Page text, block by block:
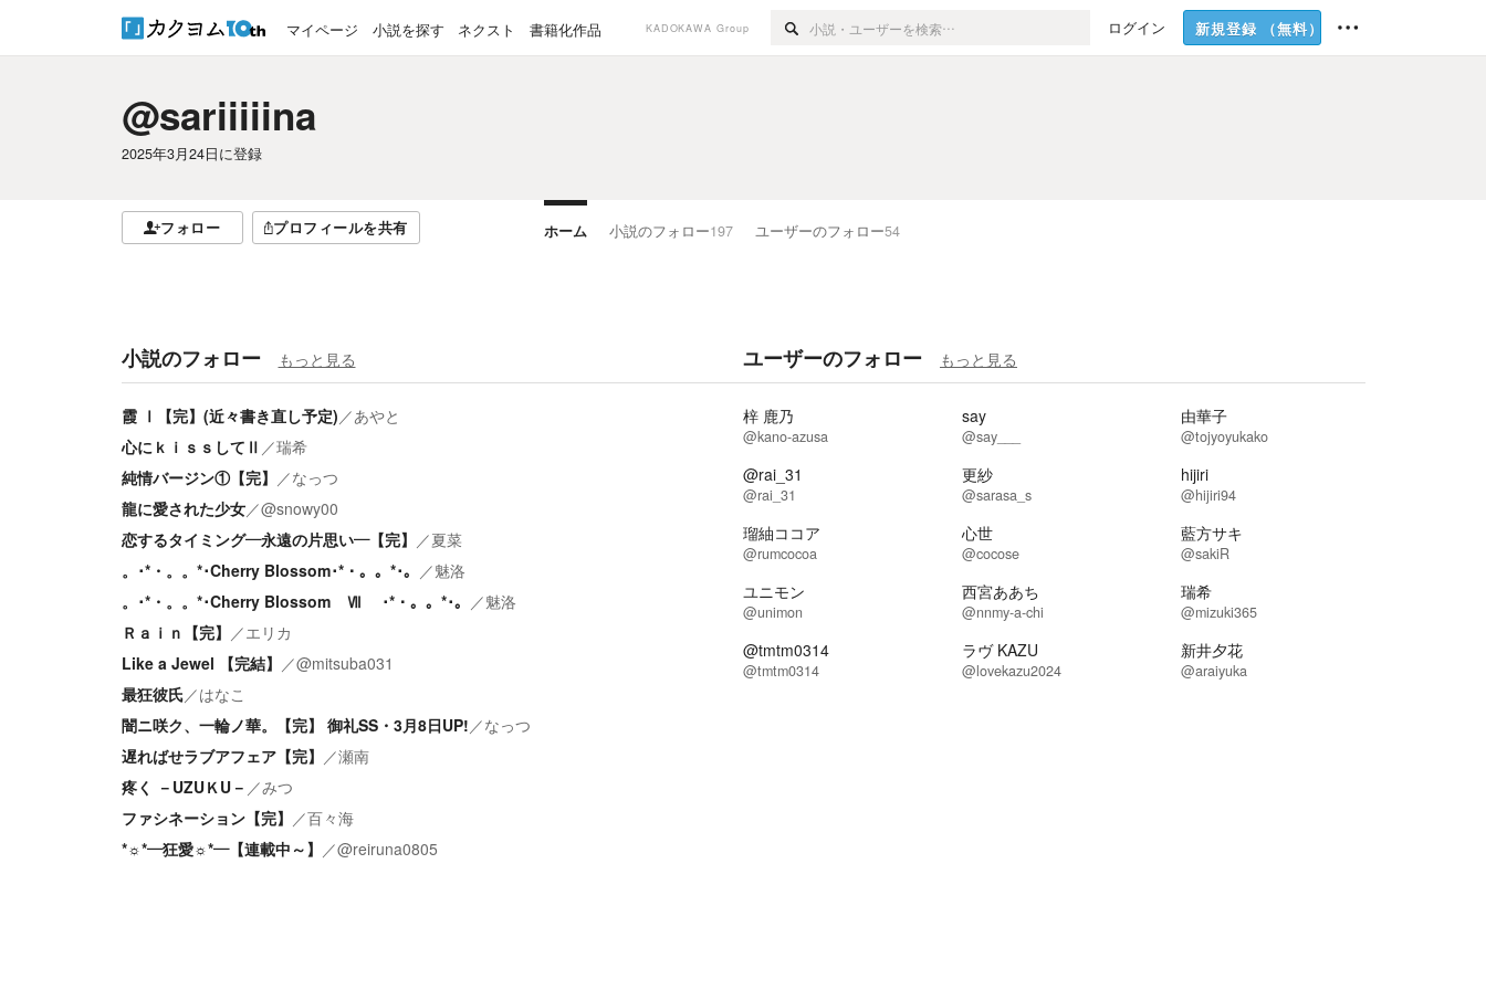
マイページ 小説を探す ネクスト 書籍化作品 KADOKAWA Group ログイン 新規登録 （無料）
@sariiiiina
2025年3月24日に登録
フォロー プロフィールを共有 ホーム 小説のフォロー197 ユーザーのフォロー54
小説のフォロー もっと見る
霞 Ⅰ【完】(近々書き直し予定)／あやと
心にｋｉｓｓしてⅡ ／瑞希
純情バージン①【完】 ／なっつ
龍に愛された少女／@snowy00
恋するタイミング―永遠の片思い―【完】 ／夏菜
。･*・。。*･Cherry Blossom･*・。。*･。 ／魅洛
。･*・。。*･Cherry Blossom Ⅶ ･*・。。*･。 ／魅洛
Ｒａｉｎ【完】 ／エリカ
Like a Jewel 【完結】 ／@mitsuba031
最狂彼氏／はなこ
闇ニ咲ク、一輪ノ華。【完】 御礼SS・3月8日UP!／なっつ
遅ればせラブアフェア【完】 ／瀬南
疼く －UZUＫU－ ／みつ
ファシネーション【完】 ／百々海
*☼*―狂愛☼*―【連載中～】 ／@reiruna0805
ユーザーのフォロー もっと見る
梓 鹿乃
@kano-azusa
say
@say___
由華子
@tojyoyukako
@rai_31
@rai_31
更紗
@sarasa_s
hijiri
@hijiri94
瑠紬ココア
@rumcocoa
心世
@cocose
藍方サキ
@sakiR
ユニモン
@unimon
西宮ああち
@nnmy-a-chi
瑞希
@mizuki365
@tmtm0314
@tmtm0314
ラヴ KAZU
@lovekazu2024
新井夕花
@araiyuka